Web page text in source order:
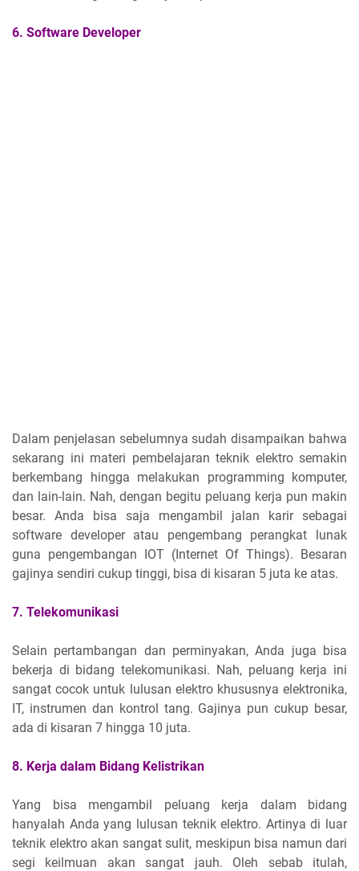
6. Software Developer
Dalam penjelasan sebelumnya sudah disampaikan bahwa
sekarang ini materi pembelajaran teknik elektro semakin
berkembang hingga melakukan programming komputer,
dan lain-lain. Nah, dengan begitu peluang kerja pun makin
besar. Anda bisa saja mengambil jalan karir sebagai
software developer atau pengembang perangkat lunak
guna pengembangan IOT (Internet Of Things). Besaran
gajinya sendiri cukup tinggi, bisa di kisaran 5 juta ke atas.
7. Telekomunikasi
Selain pertambangan dan perminyakan, Anda juga bisa
bekerja di bidang telekomunikasi. Nah, peluang kerja ini
sangat cocok untuk lulusan elektro khususnya elektronika,
IT, instrumen dan kontrol tang. Gajinya pun cukup besar,
ada di kisaran 7 hingga 10 juta.
8. Kerja dalam Bidang Kelistrikan
Yang bisa mengambil peluang kerja dalam bidang
hanyalah Anda yang lulusan teknik elektro. Artinya di luar
teknik elektro akan sangat sulit, meskipun bisa namun dari
segi keilmuan akan sangat jauh. Oleh sebab itulah,